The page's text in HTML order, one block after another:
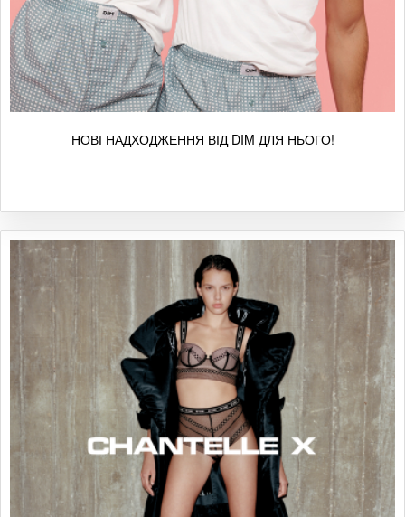
НОВІ НАДХОДЖЕННЯ ВІД DIM ДЛЯ НЬОГО!